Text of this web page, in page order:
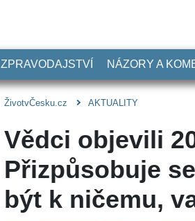
ZPRAVODAJSTVÍ NÁZORY A
ŽivotvČesku.cz AKTUALITY
Vědci objevili
Přizpůsobuje
být k ničemu,